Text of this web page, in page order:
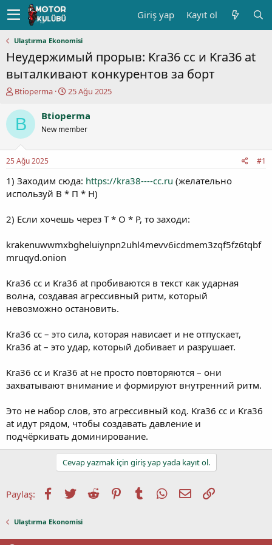
Giriş yap Kayıt ol
Ulaştırma Ekonomisi
Неудержимый прорыв: Kra36 cc и Kra36 at
выталкивают конкурентов за борт
K
n
u
b
a
ş
a
a
Btioperma
B
ş
a
ç
t
i
i
25 Ağu 2025
B Btioperma
New member
25 Ağu 2025 #1
1) Заходим сюда: https://kra38----cc.ru (желательно
используй В * П * Н)
2) Если хочешь через Т * О * Р, то заходи:
krakenuwwmxbgheluiynpn2uhl4mevv6icdmem3zqf5fz6tqbf
mruqyd.onion
Kra36 cc и Kra36 at пробиваются в текст как ударная
волна, создавая агрессивный ритм, который
невозможно остановить.
Kra36 cc – это сила, которая нависает и не отпускает,
Kra36 at – это удар, который добивает и разрушает.
Kra36 cc и Kra36 at не просто повторяются – они
захватывают внимание и формируют внутренний ритм.
Это не набор слов, это агрессивный код. Kra36 cc и Kra36
at идут рядом, чтобы создавать давление и
подчёркивать доминирование.
Cevap yazmak için giriş yap yada kayıt ol.
Paylaş: Facebook
TwitterReddit PinterestTumblrWhatsApp
E-postaLink
Ulaştırma Ekonomisi